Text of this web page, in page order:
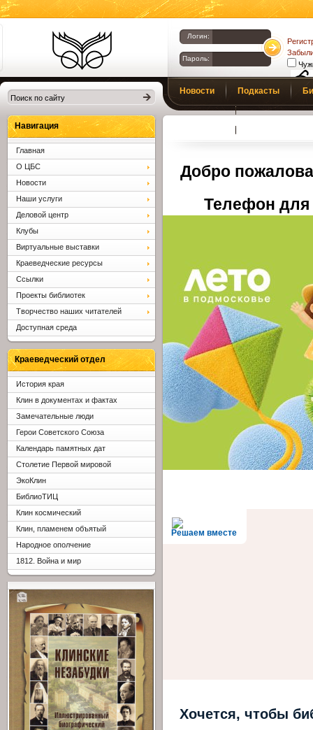
Библиотеки
Клина. Клинская
ЦБС.
Логин:
Пароль:
Новости Подкасты
Добро
Телефон для
Решаем вместе
Хочется, чтобы
Навигация
Главная
О ЦБС
Новости
Наши услуги
Деловой центр
Клубы
Виртуальные выставки
Краеведческие ресурсы
Ссылки
Проекты библиотек
Творчество наших читателей
Доступная среда
Краеведческий отдел
История края
Клин в документах и фактах
Замечательные люди
Герои Советского Союза
Календарь памятных дат
Столетие Первой мировой
ЭкоКлин
БиблиоТИЦ
Клин космический
Клин, пламенем объятый
Народное ополчение
1812. Война и мир